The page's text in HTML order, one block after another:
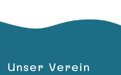
Unser Verein